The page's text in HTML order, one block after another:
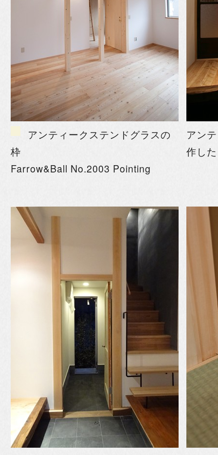
アンティークステンドグラスの
枠
Farrow&Ball No.2003 Pointing
アン
作し